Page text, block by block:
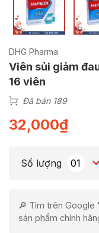
DHG Pharma
Viên sủi giảm
16 viên
Đã bán 189
32,000₫
Số lượng
🔎 Tìm trên Google
sản phẩm chính